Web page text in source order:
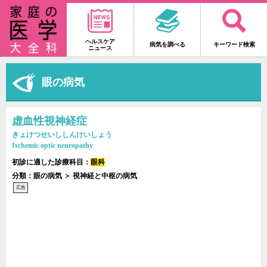
ヘルスケア
ニュース
病気を調べる キーワード検索
眼の病気
虚血性視神経症
きょけつせいししんけいしょう
Ischemic optic neuropathy
初診に適した診療科目： 眼科
分類：眼の病気 ＞ 視神経と中枢の病気
広告